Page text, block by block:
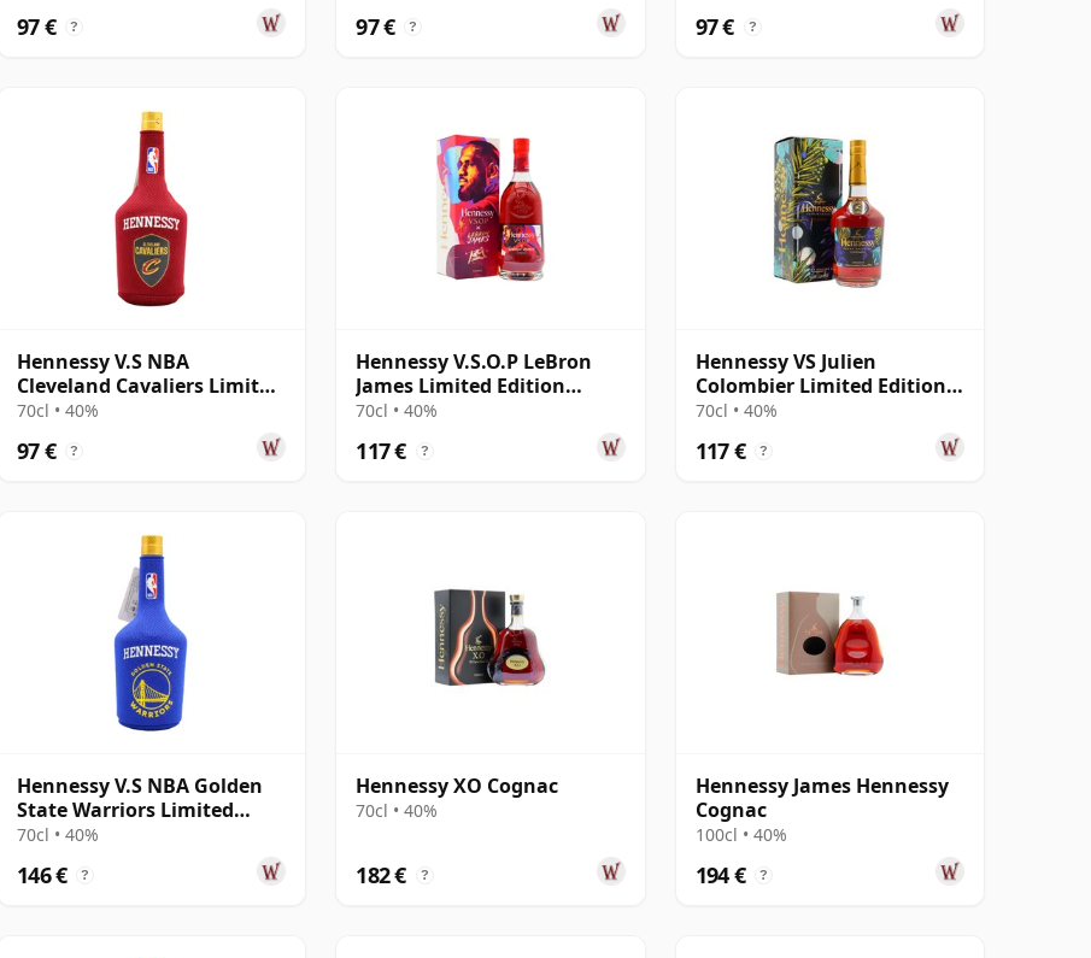
97 € ? 97 € ? 97 € ?
Hennessy V.S NBA
Cleveland Cavaliers Limited
Edition Cognac
70cl • 40%
97 € ?
Hennessy V.S.O.P LeBron
James Limited Edition
Cognac
70cl • 40%
117 € ?
Hennessy VS Julien
Colombier Limited Edition
Cognac
70cl • 40%
117 € ?
Hennessy V.S NBA Golden
State Warriors Limited
Edition Cognac
70cl • 40%
146 € ?
Hennessy XO Cognac
70cl • 40%
182 € ?
Hennessy James Hennessy
Cognac
100cl • 40%
194 € ?